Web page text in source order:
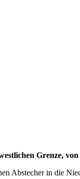
Grenze,
Abstecher in die